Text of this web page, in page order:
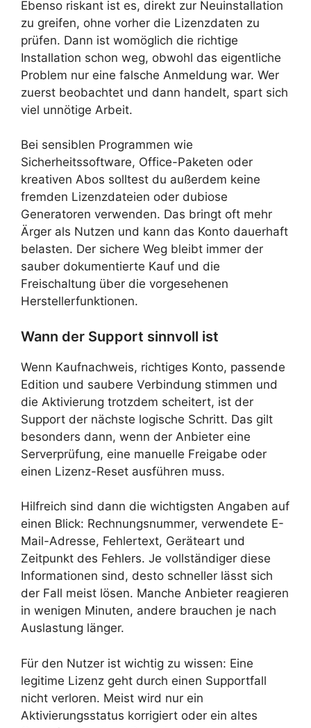
Ebenso riskant ist es, direkt zur Neuinstallation
zu greifen, ohne vorher die Lizenzdaten zu
prüfen. Dann ist womöglich die richtige
Installation schon weg, obwohl das eigentliche
Problem nur eine falsche Anmeldung war. Wer
zuerst beobachtet und dann handelt, spart sich
viel unnötige Arbeit.
Bei sensiblen Programmen wie
Sicherheitssoftware, Office-Paketen oder
kreativen Abos solltest du außerdem keine
fremden Lizenzdateien oder dubiose
Generatoren verwenden. Das bringt oft mehr
Ärger als Nutzen und kann das Konto dauerhaft
belasten. Der sichere Weg bleibt immer der
sauber dokumentierte Kauf und die
Freischaltung über die vorgesehenen
Herstellerfunktionen.
Wann der Support sinnvoll ist
Wenn Kaufnachweis, richtiges Konto, passende
Edition und saubere Verbindung stimmen und
die Aktivierung trotzdem scheitert, ist der
Support der nächste logische Schritt. Das gilt
besonders dann, wenn der Anbieter eine
Serverprüfung, eine manuelle Freigabe oder
einen Lizenz-Reset ausführen muss.
Hilfreich sind dann die wichtigsten Angaben auf
einen Blick: Rechnungsnummer, verwendete E-
Mail-Adresse, Fehlertext, Geräteart und
Zeitpunkt des Fehlers. Je vollständiger diese
Informationen sind, desto schneller lässt sich
der Fall meist lösen. Manche Anbieter reagieren
in wenigen Minuten, andere brauchen je nach
Auslastung länger.
Für den Nutzer ist wichtig zu wissen: Eine
legitime Lizenz geht durch einen Supportfall
nicht verloren. Meist wird nur ein
Aktivierungsstatus korrigiert oder ein altes